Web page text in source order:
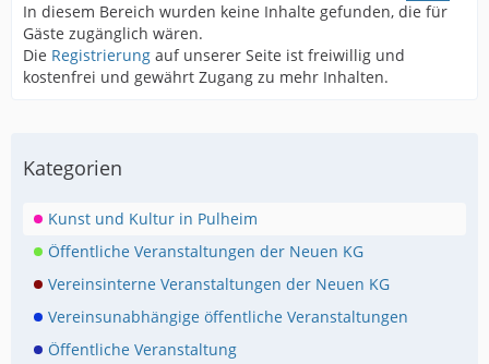
In diesem Bereich wurden keine Inhalte gefunden, die für
Gäste zugänglich wären.
Die Registrierung auf unserer Seite ist freiwillig und
kostenfrei und gewährt Zugang zu mehr Inhalten.
Kategorien
Kunst und Kultur in Pulheim
Öffentliche Veranstaltungen der Neuen KG
Vereinsinterne Veranstaltungen der Neuen KG
Vereinsunabhängige öffentliche Veranstaltungen
Öffentliche Veranstaltung